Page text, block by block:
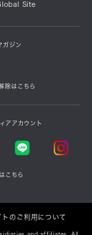
Site
ガジン
除はこちら
アアカウント
こちら
トのご利用について
and affiliates. All